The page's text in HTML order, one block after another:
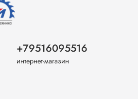
+79516095516
интернет-магазин